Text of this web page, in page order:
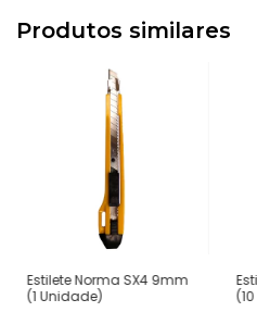
Produtos similares
Estilete Norma SX4 9mm
(1 Unidade)